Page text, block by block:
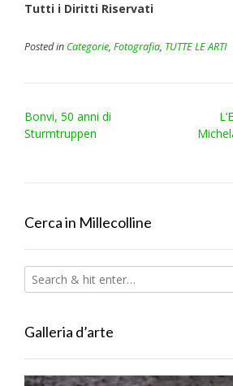
Tutti i Diritti Riservati
Posted in Categorie, Fotografia, TUTTE LE ARTI
Post
navigation
Bonvi, 50 anni di
Sturmtruppen
Cerca in Millecolline
Galleria d’arte